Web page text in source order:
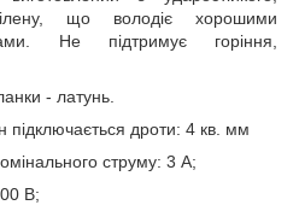
що володіє хорошими
Не підтримує горіння,
- латунь.
підключається дроти: 4 кв. мм
струму: 3 А;
В;